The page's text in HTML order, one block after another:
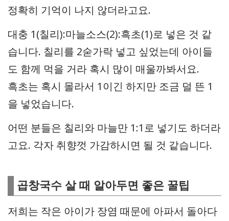
정확히 기억이 나지 않더라고요.
대충 1(칠리):마늘소스(2):흑초(1)로 넣은 것 같
습니다. 칠리를 2숟가락 넣고 싶었는데 아이들
도 함께 먹을 거라 혹시 많이 매울까봐서요.
흑초는 혹시 몰라서 1이긴 하지만 조금 덜 뜬 1
을 넣었습니다.
어떤 분들은 칠리와 마늘만 1:1로 넣기도 하더라
고요. 각자 취향껏 가감하시면 될 것 같습니다.
곱창국수 살 때 알아두면 좋은 꿀팁
저희는 작은 아이가 장염 때문에 아파서 돌아다